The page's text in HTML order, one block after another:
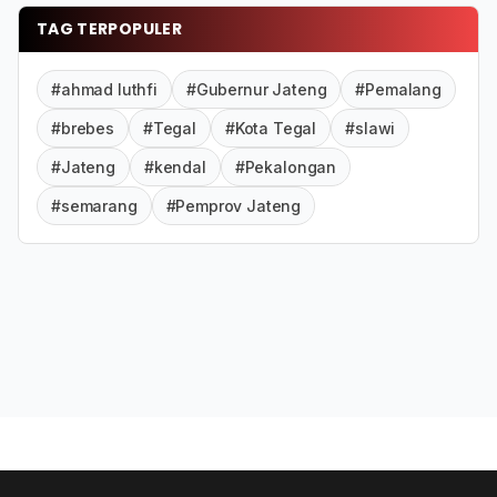
TAG TERPOPULER
#ahmad luthfi #Gubernur Jateng #Pemalang
#brebes #Tegal #Kota Tegal #slawi
#Jateng #kendal #Pekalongan
#semarang #Pemprov Jateng